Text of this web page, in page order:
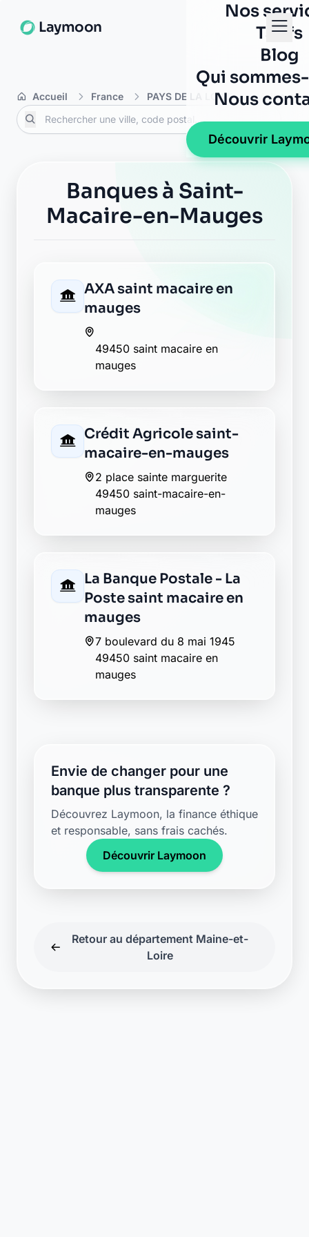
Laymoon
Nos
Tarifs
Blog
Qui
Nous
Découvrir
Accueil France PAYS DE LA LOIRE Maine-et-
Banques à Saint-
Macaire-en-Mauges
AXA saint macaire en
mauges
49450 saint macaire en
mauges
Crédit Agricole saint-
macaire-en-mauges
2 place sainte marguerite
49450 saint-macaire-en-
mauges
La Banque Postale - La
Poste saint macaire en
mauges
7 boulevard du 8 mai 1945
49450 saint macaire en
mauges
Envie de changer pour une
banque plus transparente ?
Découvrez Laymoon, la finance éthique
et responsable, sans frais cachés.
Découvrir Laymoon
Retour au département Maine-et-
Loire